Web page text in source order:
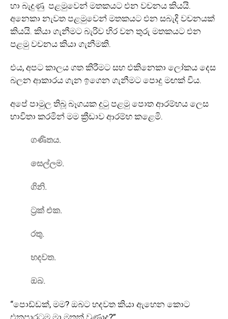
හා බැදුණු පළමුවෙන් මතකයට එන වචනය කියයි.
අනෙකා නැවත පළමුවෙන් මතකයට එන සබැදි වචනයක්
කියයි. කියා ගැනීමට බැරිව හිර වන තුරු මතකයට එන
පළමු වචනය කියා ගැනීමකි.
එය, අපට කාලය ගත කිරීමට සහ එකිනෙකා ලෝකය දෙස
බලන ආකාරය ගැන ඉගෙන ගැනීමට පොදු මඟක් විය.
අපේ පාමුල තිබූ බෑගයක දුටු පළමු පොත ආරම්භය ලෙස
භාවිතා කරමින් මම ක්‍රීඩාව ආරම්භ කළෙමි.
ගණිතය.
සෙල්ලම.
ගිනි.
ට්‍රක් එක.
රතු.
හදවත.
ඔබ.
“පොඩ්ඩක්, මම? ඔබට හදවත කියා ඇහෙන කොට